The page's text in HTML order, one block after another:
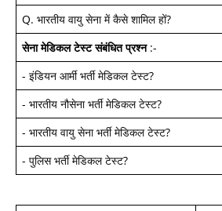
Q. भारतीय वायु सेना में कैसे शामिल हों?
सेना मेडिकल टेस्ट संबंधित प्रश्न:-
- इंडियन आर्मी भर्ती मेडिकल टेस्ट?
- भारतीय नौसेना भर्ती मेडिकल टेस्ट?
- भारतीय वायु सेना भर्ती मेडिकल टेस्ट?
- पुलिस भर्ती मेडिकल टेस्ट?